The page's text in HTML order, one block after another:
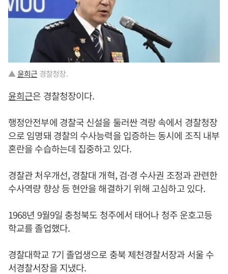
▲윤희근 경찰청장.
윤희근은 경찰청장이다.
행정안전부에 경찰국 신설을 둘러싼 격랑 속에서 경찰청장
으로 임명돼 경찰의 수사능력을 입증하는 동시에 조직 내부
혼란을 수습하는데 집중하고 있다.
경찰관 처우개선, 경찰대 개혁, 검·경 수사권 조정과 관련한
수사역량 향상 등 현안을 해결하기 위해 고심하고 있다.
1968년 9월9일 충청북도 청주에서 태어나 청주 운호고등
학교를 졸업했다.
경찰대학교 7기 졸업생으로 충북 제천경찰서장과 서울 수
서경찰서장을 지냈다.